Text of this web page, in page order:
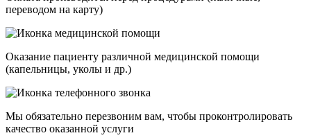
переводом на карту)
Оказание пациенту различной медицинской помощи
(капельницы, уколы и др.)
Мы обязательно перезвоним вам, чтобы проконтролировать
качество оказанной услуги